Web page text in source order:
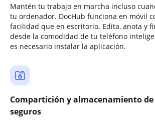
Mantén tu trabajo en marcha incluso
tu ordenador. DocHub funciona en móvil
facilidad que en escritorio. Edita, anota y
desde la comodidad de tu teléfono
es necesario instalar la aplicación.
Compartición y almacenamiento
seguros